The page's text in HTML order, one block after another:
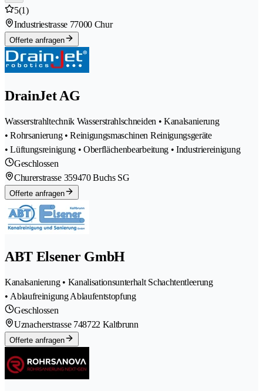
5(1)
Industriestrasse 77000 Chur
Offerte anfragen
DrainJet AG
Wasserstrahltechnik Wasserstrahlschneiden • Kanalsanierung
• Rohrsanierung • Reinigungsmaschinen Reinigungsgeräte
• Lüftungsreinigung • Oberflächenbearbeitung • Industriereinigung
Geschlossen
Churerstrasse 359470 Buchs SG
Offerte anfragen
ABT Elsener GmbH
Kanalsanierung • Kanalisationsunterhalt Schachtentleerung
• Ablaufreinigung Ablaufentstopfung
Geschlossen
Uznacherstrasse 748722 Kaltbrunn
Offerte anfragen